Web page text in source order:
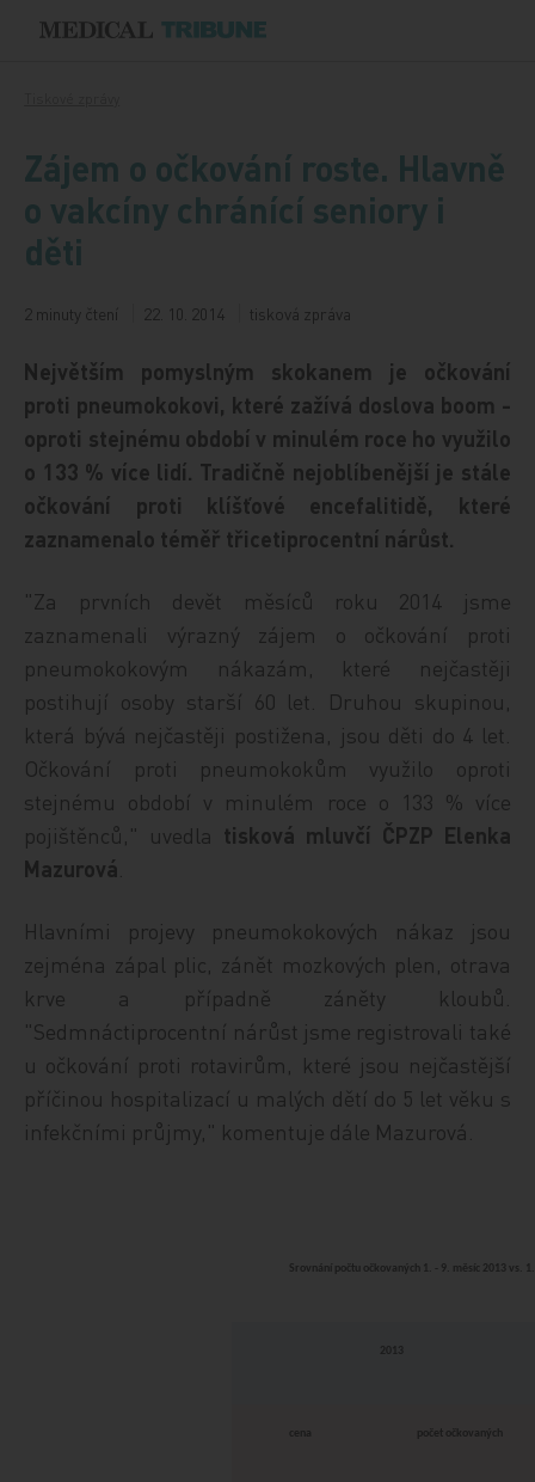
Zájem o očkování roste. Hlavně
o vakcíny chránící seniory i
děti
2 minuty čtení 22. 10. 2014 tisková zpráva
Největším pomyslným skokanem je očkování
proti pneumokokovi, které zažívá doslova boom -
oproti stejnému období v minulém roce ho využilo
o 133 % více lidí. Tradičně nejoblíbenější je stále
očkování proti klíšťové encefalitidě, které
zaznamenalo téměř třicetiprocentní nárůst.
"Za prvních devět měsíců roku 2014 jsme
zaznamenali výrazný zájem o očkování proti
pneumokokovým nákazám, které nejčastěji
postihují osoby starší 60 let. Druhou skupinou,
která bývá nejčastěji postižena, jsou děti do 4 let.
Očkování proti pneumokokům využilo oproti
stejnému období v minulém roce o 133 % více
pojištěnců," uvedla tisková mluvčí ČPZP Elenka
Mazurová
Hlavními projevy pneumokokových nákaz jsou
zejména zápal plic, zánět mozkových plen, otrava
krve a případně záněty kloubů.
"Sedmnáctiprocentní nárůst jsme registrovali také
u očkování proti rotavirům, které jsou nejčastější
příčinou hospitalizací u malých dětí do 5 let věku s
infekčními průjmy," komentuje dále Mazurová.
Srovnání počtu očkovaných 1. - 9. měsíc 2013 vs.
2013
cena počet očkovaných